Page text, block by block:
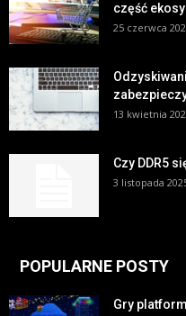
część
25 czerwca
13 kwietnia
Czy DDR5
3 listopada
POPULARNE POSTY
Gry